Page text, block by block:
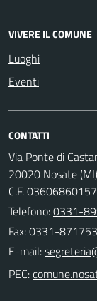
VIVERE IL COMUNE
Luoghi
Eventi
CONTATTI
Via Ponte di
20020 Nosate (MI)
C.F.
Telefono:0331-
Fax: 0331-871753
E-mail:
PEC: